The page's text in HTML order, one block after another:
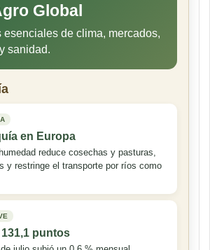
Global
esenciales de clima, mercados,
sanidad.
en Europa
reduce cosechas y pasturas,
y restringe el transporte por ríos como
puntos